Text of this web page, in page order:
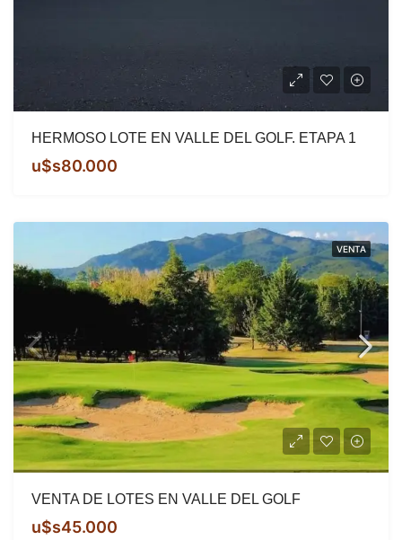
HERMOSO LOTE EN VALLE DEL GOLF. ETAPA 1
u$s80.000
VENTA
VENTA DE LOTES EN VALLE DEL GOLF
u$s45.000